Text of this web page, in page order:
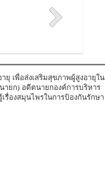
เพื่อส่งเสริมสุขภาพผู้สูงอายุใน
ายก) อดีตนายกองค์การบริหาร
องสมุนไพรในการป้องกันรักษา